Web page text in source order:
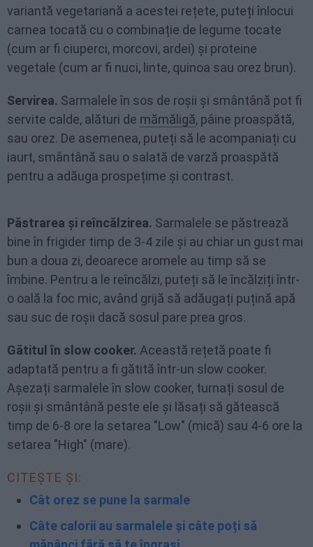
variantă vegetariană a acestei rețete, puteți înlocui
carnea tocată cu o combinație de legume tocate
(cum ar fi ciuperci, morcovi, ardei) și proteine
vegetale (cum ar fi nuci, linte, quinoa sau orez brun).
Servirea. Sarmalele în sos de roșii și smântână pot fi
servite calde, alături de mămăligă, pâine proaspătă,
sau orez. De asemenea, puteți să le acompaniați cu
iaurt, smântână sau o salată de varză proaspătă
pentru a adăuga prospețime și contrast.
Păstrarea și reîncălzirea. Sarmalele se păstrează
bine în frigider timp de 3-4 zile și au chiar un gust mai
bun a doua zi, deoarece aromele au timp să se
îmbine. Pentru a le reîncălzi, puteți să le încălziți într-
o oală la foc mic, având grijă să adăugați puțină apă
sau suc de roșii dacă sosul pare prea gros.
Gătitul în slow cooker. Această rețetă poate fi
adaptată pentru a fi gătită într-un slow cooker.
Așezați sarmalele în slow cooker, turnați sosul de
roșii și smântână peste ele și lăsați să gătească
timp de 6-8 ore la setarea "Low" (mică) sau 4-6 ore la
setarea "High" (mare).
CITEȘTE ȘI:
Cât orez se pune la sarmale
Câte calorii au sarmalele și câte poți să